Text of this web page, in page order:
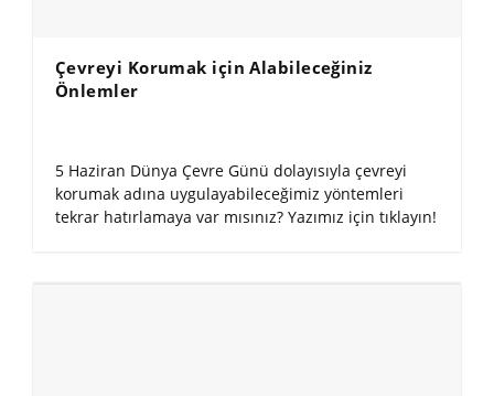
Çevreyi Korumak için Alabileceğiniz
Önlemler
5 Haziran Dünya Çevre Günü dolayısıyla çevreyi
korumak adına uygulayabileceğimiz yöntemleri
tekrar hatırlamaya var mısınız? Yazımız için tıklayın!